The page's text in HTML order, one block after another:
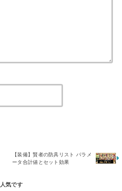
【装備】賢者の防具リスト パラメ
ータ合計値とセット効果